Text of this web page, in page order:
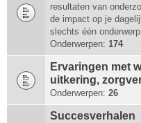
resultaten van
de impact op je
slechts één
Onderwerpen: 174
Ervaringen met
uitkering,
Onderwerpen: 26
Succesverhalen